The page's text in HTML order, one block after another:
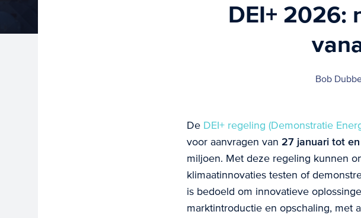
DEI+ 2026:
Bob
De DEI+ regeling (Demonstratie
voor aanvragen van 27 januari tot
miljoen. Met deze regeling kunnen
klimaatinnovaties testen of
is bedoeld om innovatieve
marktintroductie en opschaling, met